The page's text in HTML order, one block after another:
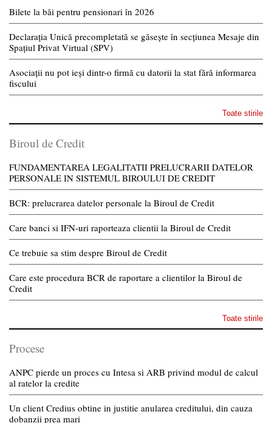
Bilete la băi pentru pensionari în 2026
Declarația Unică precompletată se găsește în secțiunea Mesaje din
Spațiul Privat Virtual (SPV)
Asociații nu pot ieși dintr-o firmă cu datorii la stat fără informarea
fiscului
Toate stirile
Biroul de Credit
FUNDAMENTAREA LEGALITATII PRELUCRARII DATELOR
PERSONALE IN SISTEMUL BIROULUI DE CREDIT
BCR: prelucrarea datelor personale la Biroul de Credit
Care banci si IFN-uri raporteaza clientii la Biroul de Credit
Ce trebuie sa stim despre Biroul de Credit
Care este procedura BCR de raportare a clientilor la Biroul de
Credit
Toate stirile
Procese
ANPC pierde un proces cu Intesa si ARB privind modul de calcul
al ratelor la credite
Un client Credius obtine in justitie anularea creditului, din cauza
dobanzii prea mari